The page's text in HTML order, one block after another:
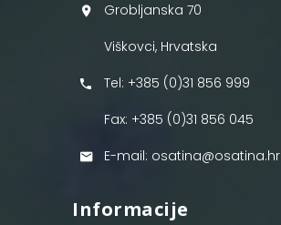
Grobljanska 70
Viškovci, Hrvatska
Tel: +385 (0)31 856 999
Fax: +385 (0)31 856 045
E-mail: osatina@osatina.hr
Informacije